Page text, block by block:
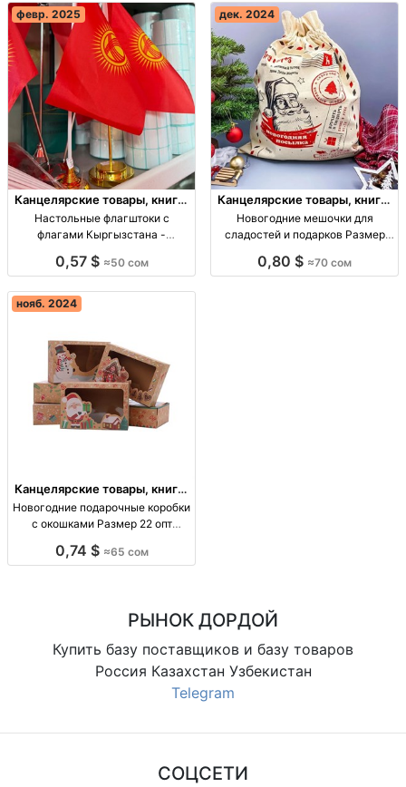
штук. Опт.
Опт от 12 шт.
февр. 2025
Канцелярские товары, книги,
учебники
Настольные флагштоки с
флагами Кыргызстана -
офиса Флагштоки Кыргызстана,
0,57 $ ≈50 сом
дек. 2024
Канцелярские товары, книги,
учебники
Новогодние мешочки для
сладостей и подарков Размер
0,80 $ ≈70 сом
нояб. 2024
Канцелярские товары, книги,
учебники
Новогодние подарочные коробки
с окошками Размер 22 опт
0,74 $ ≈65 сом
РЫНОК ДОРДОЙ
Купить базу поставщиков и базу товаров
Россия Казахстан Узбекистан
Telegram
СОЦСЕТИ